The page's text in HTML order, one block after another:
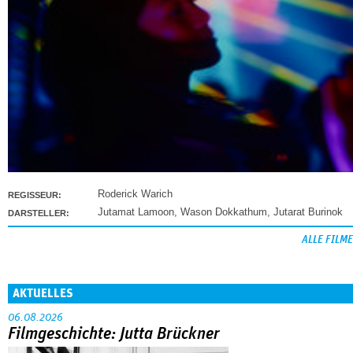
REGISSEUR: Roderick Warich
DARSTELLER: Jutamat Lamoon, Wason Dokkathum, Jutarat Burinok
ALLE FILME
AKTUELLES
06.08.2026
Filmgeschichte: Jutta Brückner